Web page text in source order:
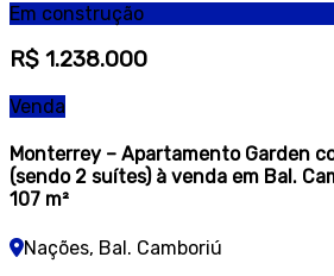
Em construção
R$ 1.238.000
Venda
Monterrey – Apartamento Garden
(sendo 2 suítes) à venda em Bal.
107 m²
Nações, Bal. Camboriú